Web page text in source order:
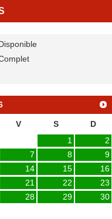
V S
D
1
2
7 8
9
14 15
16
21 22
23
28 29
30